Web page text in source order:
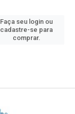
Faça seu login ou
cadastre-se para
comprar.